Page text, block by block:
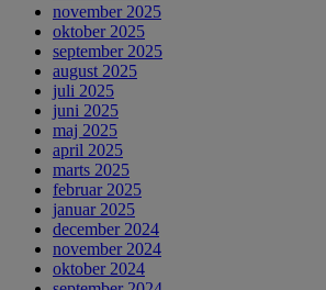
november 2025
oktober 2025
september 2025
august 2025
juli 2025
juni 2025
maj 2025
april 2025
marts 2025
februar 2025
januar 2025
december 2024
november 2024
oktober 2024